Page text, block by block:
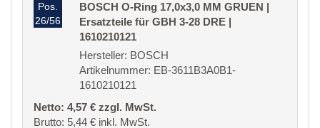
Pos.
26/56
BOSCH O-Ring 17,0x3,0 MM GRUEN |
Ersatzteile für GBH 3-28 DRE |
1610210121
Hersteller: BOSCH
Artikelnummer: EB-3611B3A0B1-
1610210121
Netto: 4,57 € zzgl. MwSt.
Brutto: 5,44 € inkl. MwSt.